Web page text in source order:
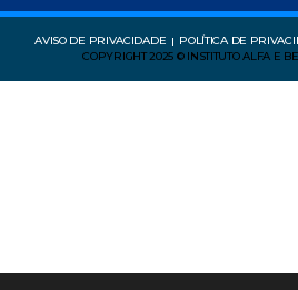
AVISO DE PRIVACIDADE POLÍTICA DE
COPYRIGHT 2025 © INSTITUTO ALFA E